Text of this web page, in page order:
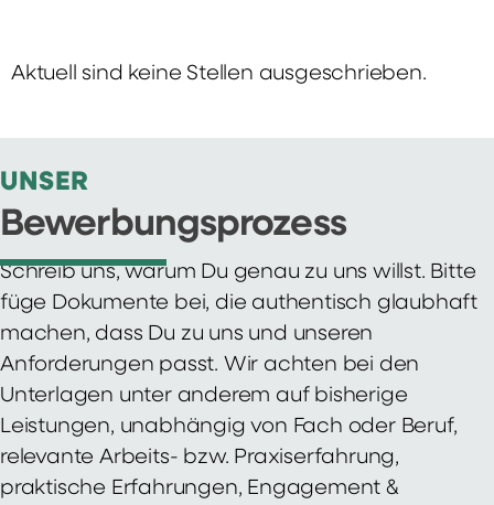
Aktuell sind keine Stellen ausgeschrieben.
UNSER
Bewerbungsprozess
Schreib uns, warum Du genau zu uns willst. Bitte
füge Dokumente bei, die authentisch glaubhaft
machen, dass Du zu uns und unseren
Anforderungen passt. Wir achten bei den
Unterlagen unter anderem auf bisherige
Leistungen, unabhängig von Fach oder Beruf,
relevante Arbeits- bzw. Praxiserfahrung,
praktische Erfahrungen, Engagement &